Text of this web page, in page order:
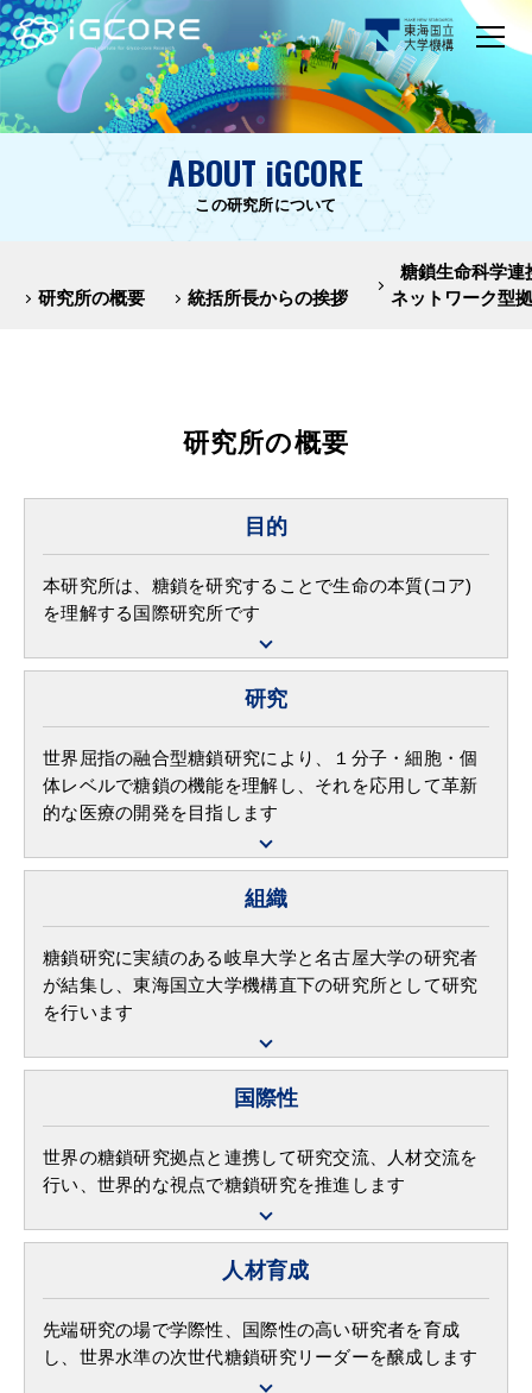
ABOUT iGCORE
この研究所について
研究所の概要 統括所長からの挨拶
糖鎖生命科学連
ネットワーク型
研究所の概要
目的
本研究所は、糖鎖を研究することで生命の本質(コア)
を理解する国際研究所です
研究
世界屈指の融合型糖鎖研究により、１分子・細胞・個
体レベルで糖鎖の機能を理解し、それを応用して革新
的な医療の開発を目指します
組織
糖鎖研究に実績のある岐阜大学と名古屋大学の研究者
が結集し、東海国立大学機構直下の研究所として研究
を行います
国際性
世界の糖鎖研究拠点と連携して研究交流、人材交流を
行い、世界的な視点で糖鎖研究を推進します
人材育成
先端研究の場で学際性、国際性の高い研究者を育成
し、世界水準の次世代糖鎖研究リーダーを醸成します